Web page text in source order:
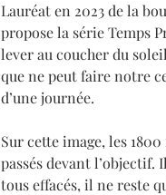
Lauréat en 2023 de la
propose la série Temps
lever au coucher du
que ne peut faire notre
d’une journée.
Sur cette image, les
passés devant l’objectif.
tous effacés, il ne reste